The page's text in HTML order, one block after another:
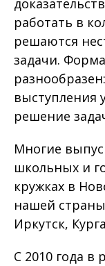
работать в
решаются
задачи.
выступления
решение
Многие
школьных и
кружках в
нашей
Иркутск,
С 2010 года в